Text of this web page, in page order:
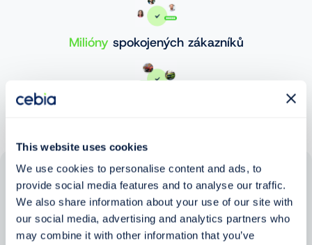
This website uses cookies
We use cookies to personalise content and ads, to
provide social media features and to analyse our traffic.
We also share information about your use of our site with
our social media, advertising and analytics partners who
may combine it with other information that you’ve
Milióny spokojených zákazníků
Zkušenosti zákazníků
Zjistěte, co o našem prověření říkají lidé